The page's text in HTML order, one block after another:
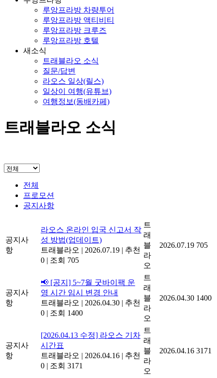
루앙프라방 차량투어
루앙프라방 액티비티
루앙프라방 크루즈
루앙프라방 호텔
새소식
트래블라오 소식
질문/답변
라오스 일상(릴스)
일상이 여행(유튜브)
여행정보(동배카페)
트래블라오 소식
전체
프로모션
공지사항
공지사
항
라오스 온라인 입국 신고서 작
성 방법(업데이트)
트래블라오 | 2026.07.19 | 추천
0 | 조회 705
트
래
블
라
오
2026.07.19 705
공지사
항
📢 [공지] 5~7월 굿바이팩 운
영 시간 임시 변경 안내
트래블라오 | 2026.04.30 | 추천
0 | 조회 1400
트
래
블
라
오
2026.04.30 1400
공지사
항
[2026.04.13 수정] 라오스 기차
시간표
트래블라오 | 2026.04.16 | 추천
0 | 조회 3171
트
래
블
라
오
2026.04.16 3171